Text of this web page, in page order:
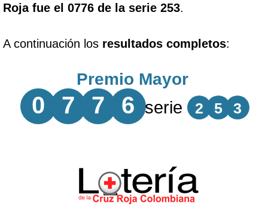
Roja fue el 0776 de la serie 253.
A continuación los resultados completos:
Premio Mayor
0 7 7 6 serie 2 5 3